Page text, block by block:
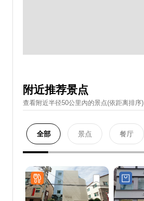
附近推荐景点
查看附近半径50公里內的景点(依距离排序)
全部 景点 餐厅